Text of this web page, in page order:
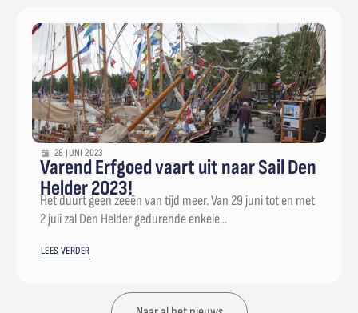
28 JUNI 2023
Varend Erfgoed vaart uit naar Sail Den
Helder 2023!
Het duurt geen zeeën van tijd meer. Van 29 juni tot en met
2 juli zal Den Helder gedurende enkele...
LEES VERDER